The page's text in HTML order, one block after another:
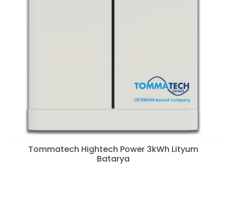
Tommatech Hightech Power 3kWh Lityum
Batarya